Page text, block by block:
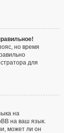
но время
для
на
на ваш язык.
может ли он